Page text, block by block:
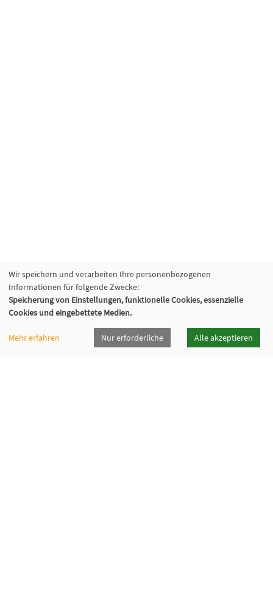
Wir speichern und verarbeiten Ihre personenbezogenen
Informationen für folgende Zwecke:
Speicherung von Einstellungen, funktionelle Cookies, essenzielle
Cookies und eingebettete Medien.
Mehr erfahren Nur erforderliche Alle akzeptieren